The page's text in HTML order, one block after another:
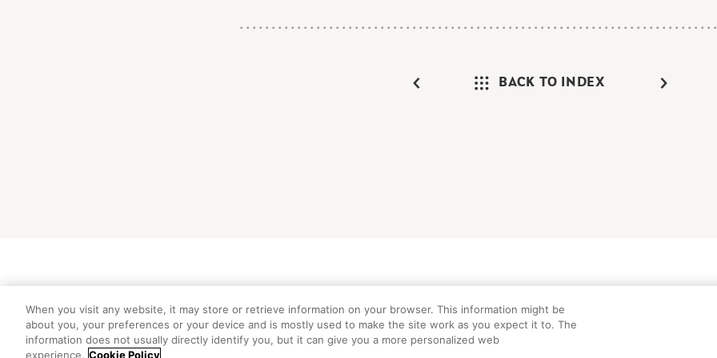
BACK TO INDEX
©Peanuts Worldwide LLC
When you visit any website, it may store or retrieve information on your browser. This information might be
about you, your preferences or your device and is mostly used to make the site work as you expect it to. The
information does not usually directly identify you, but it can give you a more personalized web
experience. Cookie Policy